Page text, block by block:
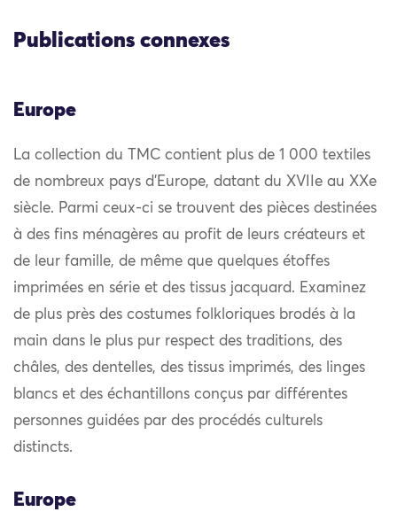
Publications connexes
Europe
La collection du TMC contient plus de 1 000 textiles
de nombreux pays d’Europe, datant du XVIIe au XXe
siècle. Parmi ceux-ci se trouvent des pièces destinées
à des fins ménagères au profit de leurs créateurs et
de leur famille, de même que quelques étoffes
imprimées en série et des tissus jacquard. Examinez
de plus près des costumes folkloriques brodés à la
main dans le plus pur respect des traditions, des
châles, des dentelles, des tissus imprimés, des linges
blancs et des échantillons conçus par différentes
personnes guidées par des procédés culturels
distincts.
Europe